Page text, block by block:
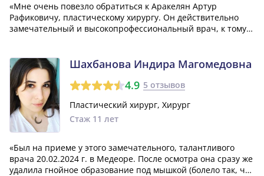
«Мне очень повезло обратиться к Аракелян Артур
Рафиковичу, пластическому хирургу. Он действительно
замечательный и высокопрофессиональный врач, к тому
чтобы все врачи были такими же,...»
Шахбанова Индира Магомедовна
4.9 5 отзывов
Пластический хирург, Хирург
Стаж 11 лет
«Был на приеме у этого замечательного, талантливого
врача 20.02.2024 г. в Медеоре. После осмотра она сразу же
удалила гнойное образование под мышкой (болело так, что